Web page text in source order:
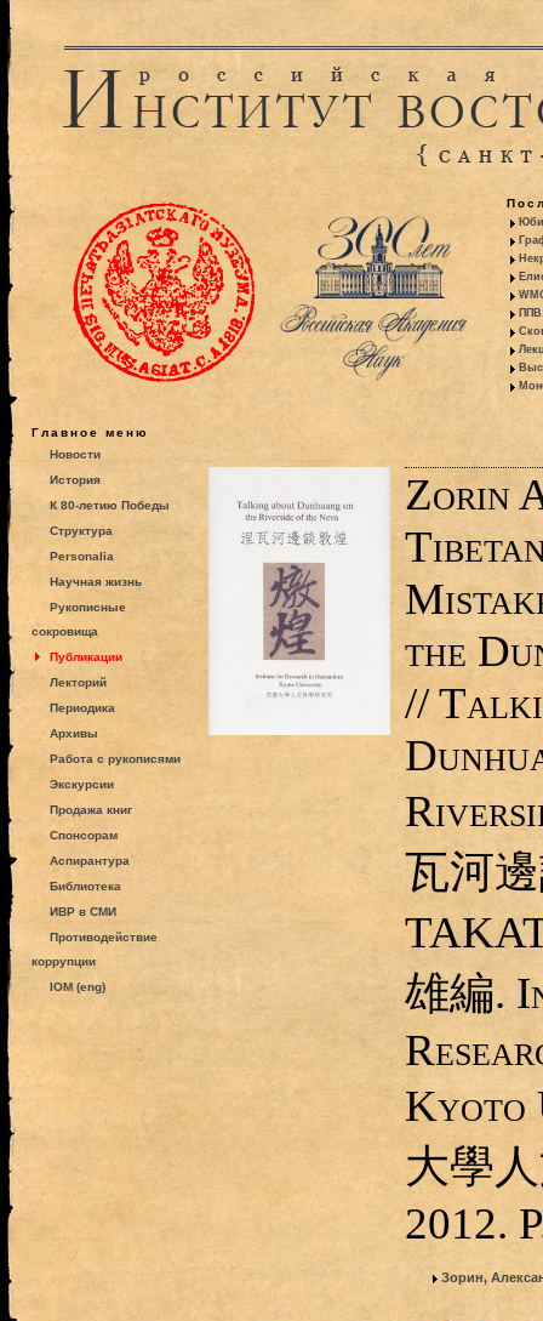
ППВ
Главное меню
Новости
История
К 80-летию Победы
Структура
Personalia
Научная жизнь
Рукописные
сокровища
Публикации
Лекторий
Периодика
Архивы
Работа с рукописями
Экскурсии
Продажа книг
Спонсорам
Аспирантура
Библиотека
ИВР в СМИ
Противодействие
коррупции
IOM (eng)
Zorin
the
//
瓦河
雄編.
Kyoto
大學
2012.
Зорин,